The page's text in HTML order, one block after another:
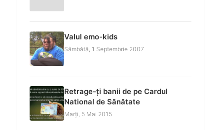
Valul emo-kids
Sâmbătă, 1 Septembrie 2007
Retrage-ți banii de pe Cardul
National de Sănătate
Marți, 5 Mai 2015